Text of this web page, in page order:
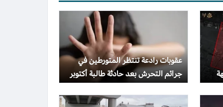
عقوبات رادعة تنتظر المتورطين في
جرائم التحرش بعد حادثة طالبة أكتوبر